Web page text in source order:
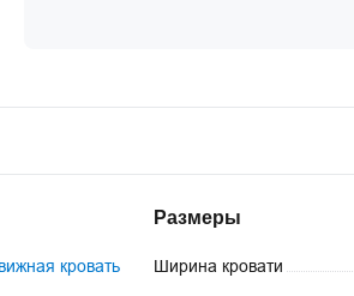
кровать
Размеры
Ширина кровати